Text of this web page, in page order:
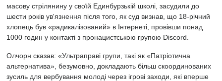
масову стрілянину у своїй Единбурзькій школі, засудили до
шести років ув'язнення після того, як суд визнав, що 18-річний
хлопець був «радикалізований» в Інтернеті, провівши понад
1000 годин у контакті з пронацистською групою Discord.
Олчорн сказав: «Ультраправі групи, такі як «Патріотична
альтернатива», безумовно, докладають більш скоординованих
зусиль для вербування молоді через ігрові заходи, які вперше